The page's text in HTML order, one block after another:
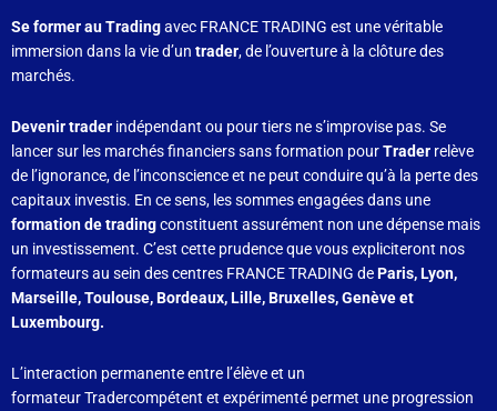
Se former au Tradingavec FRANCE TRADING est une véritable
immersion dans la vie d’un trader, de l’ouverture à la clôture des
marchés.
Devenir trader indépendant ou pour tiers ne s’improvise pas. Se
lancer sur les marchés financiers sans formation pourTrader relève
de l’ignorance, de l’inconscience et ne peut conduire qu’à la perte des
capitaux investis. En ce sens, les sommes engagées dans une
formation de tradingconstituent assurément non une dépense mais
un investissement. C’est cette prudence que vous expliciteront nos
formateurs au sein des centres FRANCE TRADING deParis, Lyon,
Marseille, Toulouse, Bordeaux, Lille, Bruxelles, Genève et
Luxembourg.
L’interaction permanente entre l’élève et un
formateur Tradercompétent et expérimenté permet une progression